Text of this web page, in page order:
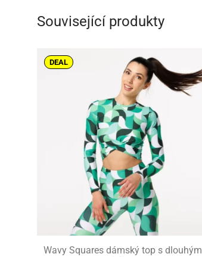
Související produkty
DEAL
Wavy Squares dámský top s dlouhým